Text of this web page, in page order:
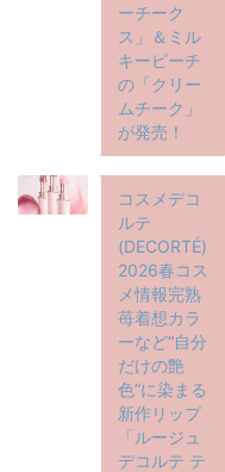
ーチーク
ス」＆ミル
キーピーチ
の「クリー
ムチーク」
が発売！
コスメデコ
ルテ
(DECORTÉ)
2026春コス
メ情報完熟
苺着想カラ
ーなど“自分
だけの艶
色”に染まる
新作リップ
「ルージュ
デコルテ テ